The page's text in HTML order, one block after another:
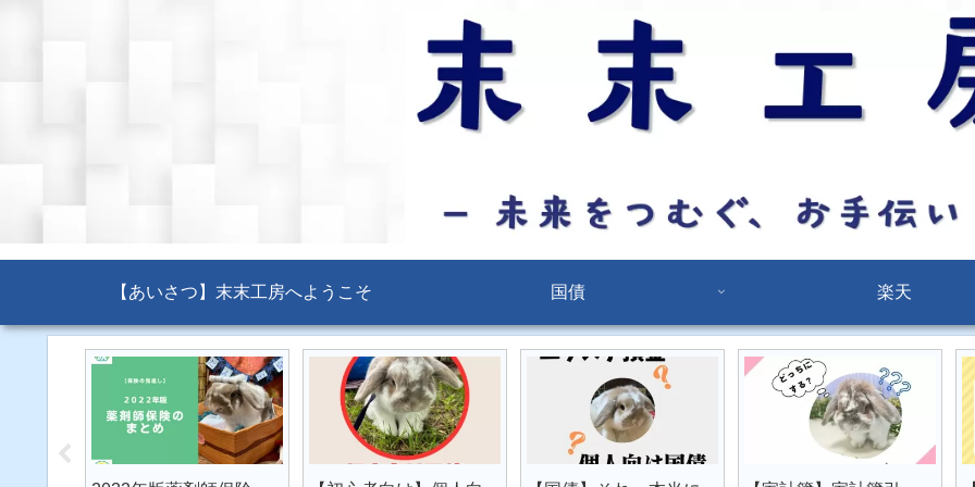
【あいさつ】末末工房へようこそ 国債 楽天